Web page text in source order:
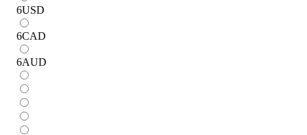
6USD
6CAD
6AUD